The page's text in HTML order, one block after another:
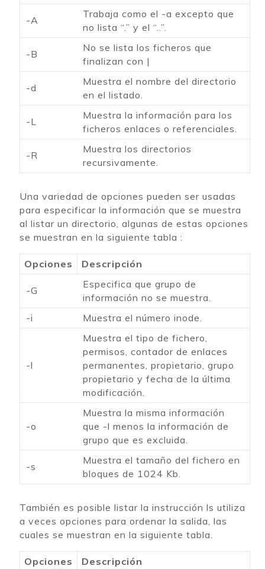
-A
Trabaja como el -a excepto que
no lista “.” y el “..”.
-B
No se lista los ficheros que
finalizan con |
-d
Muestra el nombre del directorio
en el listado.
-L
Muestra la información para los
ficheros enlaces o referenciales.
-R
Muestra los directorios
recursivamente.
Una variedad de opciones pueden ser usadas
para especificar la información que se muestra
al listar un directorio, algunas de estas opciones
se muestran en la siguiente tabla :
Opciones Descripción
-G
Especifica que grupo de
información no se muestra.
-i
Muestra el número inode.
-l
Muestra el tipo de fichero,
permisos, contador de enlaces
permanentes, propietario, grupo
propietario y fecha de la última
modificación.
-o
Muestra la misma información
que -l menos la información de
grupo que es excluida.
-s
Muestra el tamaño del fichero en
bloques de 1024 Kb.
También es posible listar la instrucción ls utiliza
a veces opciones para ordenar la salida, las
cuales se muestran en la siguiente tabla.
Opciones Descripción